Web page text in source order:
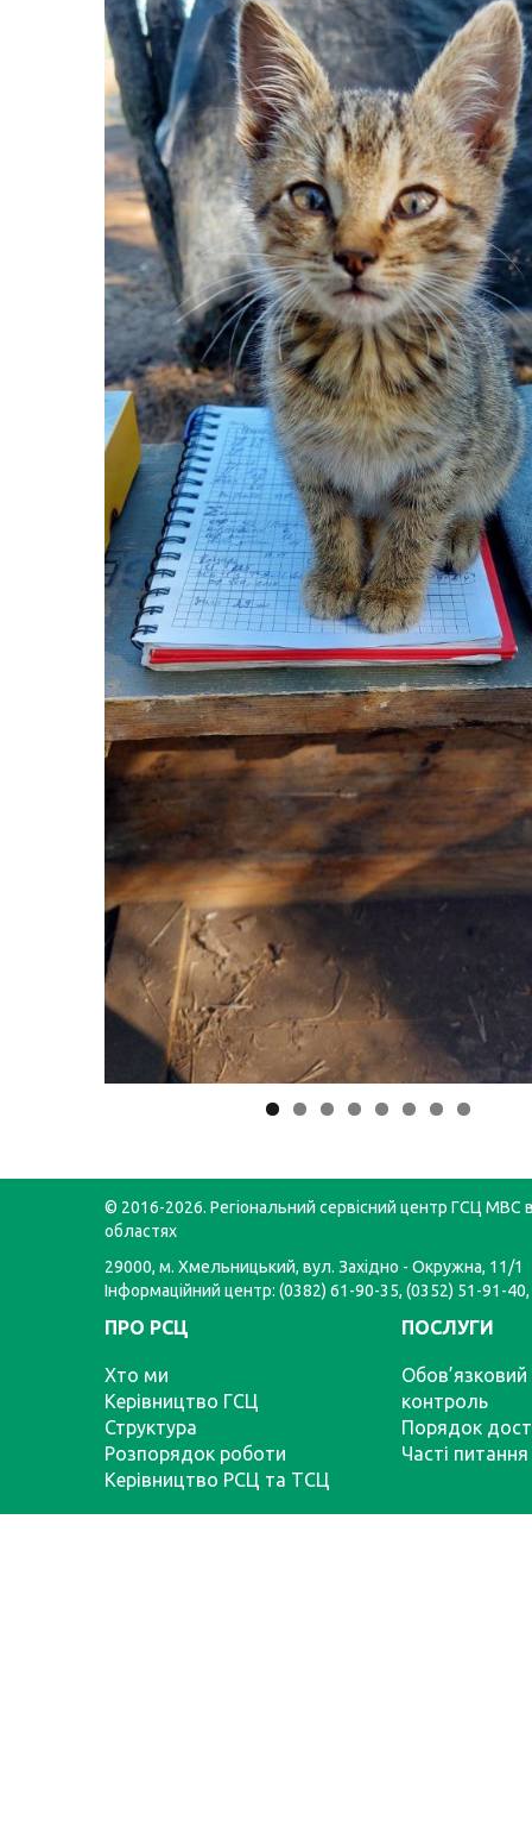
© 2016-2026. Регіональний сервісний центр ГСЦ МВС
областях
29000, м. Хмельницький, вул. Західно - Окружна, 11/1
Інформаційний центр: (0382) 61-90-35, (0352) 51-91-
ПРО РСЦ
Хто ми
Керівництво ГСЦ
Структура
Розпорядок роботи
Керівництво РСЦ та ТСЦ
ПОСЛУГИ
Обов’язковий
контроль
Порядок
Часті питання